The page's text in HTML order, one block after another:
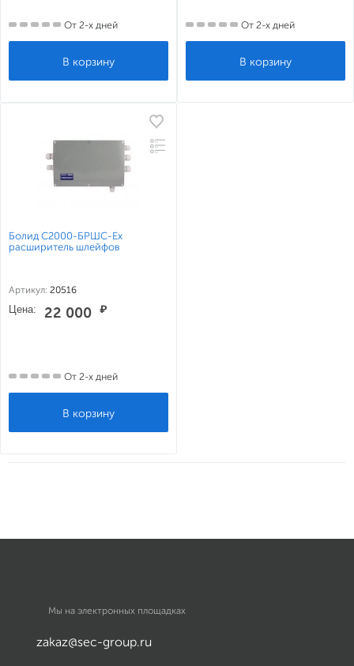
От 2-х дней От 2-х дней
Болид С2000-БРШС-Ех
расширитель шлейфов
Артикул: 20516
Цена: 22 000 ₽
От 2-х дней
Мы на электронных площадках
zakaz@sec-group.ru